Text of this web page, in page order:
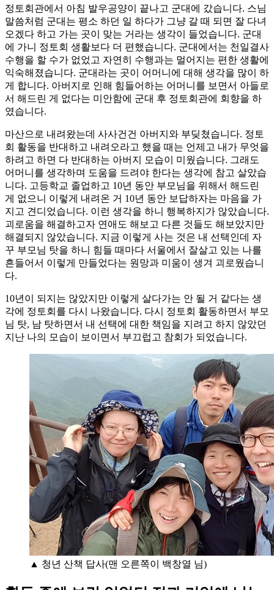
정토회관에서 아침 발우공양이 끝나고 군대에 갔습니다. 스님
말씀처럼 군대는 평소 하던 일 하다가 그냥 갈 때 되면 잘 다녀
오겠다 하고 가는 곳이 맞는 거라는 생각이 들었습니다. 군대
에 가니 정토회 생활보다 더 편했습니다. 군대에서는 천일결사
수행을 할 수가 없었고 자연히 수행과는 멀어지는 편한 생활에
익숙해졌습니다. 군대라는 곳이 어머니에 대해 생각을 많이 하
게 합니다. 아버지로 인해 힘들어하는 어머니를 보면서 아들로
서 해드린 게 없다는 미안함에 군대 후 정토회관에 회향을 하
였습니다.
마산으로 내려왔는데 사사건건 아버지와 부딪쳤습니다. 정토
회 활동을 반대하고 내려오라고 했을 때는 언제고 내가 무엇을
하려고 하면 다 반대하는 아버지 모습이 미웠습니다. 그래도
어머니를 생각하며 도움을 드려야 한다는 생각에 참고 살았습
니다. 고등학교 졸업하고 10년 동안 부모님을 위해서 해드린
게 없으니 이렇게 내려온 거 10년 동안 보답하자는 마음을 가
지고 견디었습니다. 이런 생각을 하니 행복하지가 않았습니다.
괴로움을 해결하고자 연애도 해보고 다른 것들도 해보았지만
해결되지 않았습니다. 지금 이렇게 사는 것은 내 선택인데 자
꾸 부모님 탓을 하니 힘들 때마다 서울에서 잘살고 있는 나를
흔들어서 이렇게 만들었다는 원망과 미움이 생겨 괴로웠습니
다.
10년이 되지는 않았지만 이렇게 살다가는 안 될 거 같다는 생
각에 정토회를 다시 나왔습니다. 다시 정토회 활동하면서 부모
님 탓, 남 탓하면서 내 선택에 대한 책임을 지려고 하지 않았던
지난 나의 모습이 보이면서 부끄럽고 참회가 되었습니다.
▲ 청년 산책 답사(맨 오른쪽이 백창열 님)